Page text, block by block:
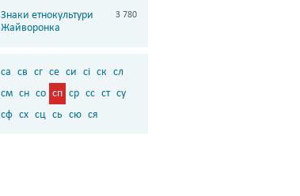
Знаки етнокультури
Жайворонка
3 780
са св сг се си сі ск сл
см сн со сп ср сс ст су
сф сх сц сь сю ся